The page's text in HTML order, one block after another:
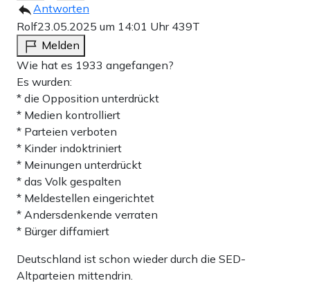
Antworten
Rolf23.05.2025 um 14:01 Uhr 439T
Melden
Wie hat es 1933 angefangen?
Es wurden:
* die Opposition unterdrückt
* Medien kontrolliert
* Parteien verboten
* Kinder indoktriniert
* Meinungen unterdrückt
* das Volk gespalten
* Meldestellen eingerichtet
* Andersdenkende verraten
* Bürger diffamiert
Deutschland ist schon wieder durch die SED-
Altparteien mittendrin.